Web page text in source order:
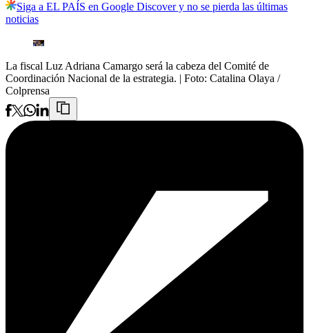
Siga a EL PAÍS en Google Discover y no se pierda las últimas
noticias
La fiscal Luz Adriana Camargo será la cabeza del Comité de
Coordinación Nacional de la estrategia. | Foto: Catalina Olaya /
Colprensa